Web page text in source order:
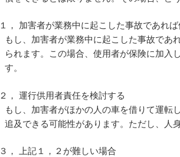
１， 加害者が業務中に起こした事故であれ
もし、加害者が業務中に起こした事故であ
られます。この場合、使用者が保険に加入
す。
２， 運行供用者責任を検討する
もし、加害者がほかの人の車を借りて運転
追及できる可能性があります。ただし、人
３， 上記１，２が難しい場合